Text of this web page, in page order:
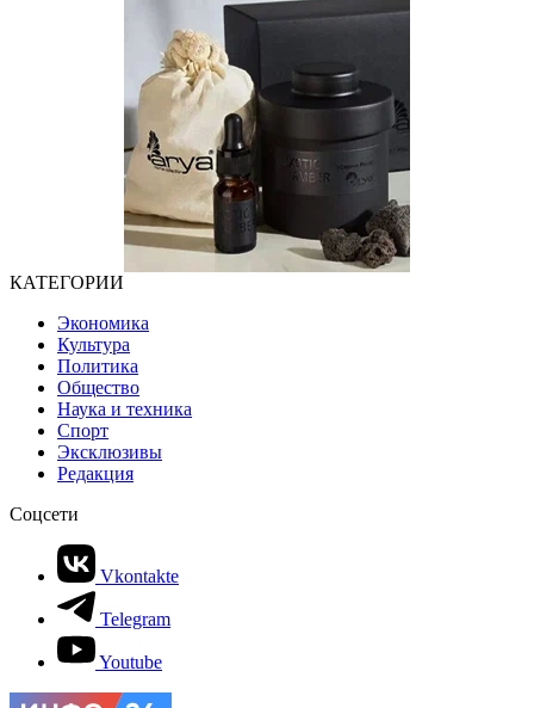
КАТЕГОРИИ
Экономика
Культура
Политика
Общество
Наука и техника
Спорт
Эксклюзивы
Редакция
Соцсети
Vkontakte
Telegram
Youtube